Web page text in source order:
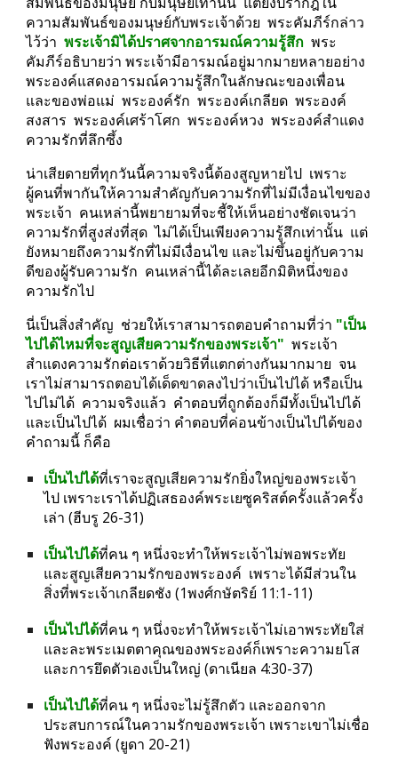
ความสัมพันธ์ของมนุษย์กับพระเจ้าด้วย  พระคัมภีร์กล่าว
ไว้ว่า พระเจ้ามิได้ปราศจากอารมณ์ความรู้สึก พระ
คัมภีร์อธิบายว่า พระเจ้ามีอารมณ์อยู่มากมายหลายอย่าง
พระองค์แสดงอารมณ์ความรู้สึกในลักษณะของเพื่อน
และของพ่อแม่  พระองค์รัก  พระองค์เกลียด  พระองค์
สงสาร  พระองค์เศร้าโศก  พระองค์หวง  พระองค์สำแดง
ความรักที่ลึกซึ้ง
น่าเสียดายที่ทุกวันนี้ความจริงนี้ต้องสูญหายไป  เพราะ
ผู้คนที่พากันให้ความสำคัญกับความรักที่ไม่มีเงื่อนไขของ
พระเจ้า  คนเหล่านี้พยายามที่จะชี้ให้เห็นอย่างชัดเจนว่า
ความรักที่สูงส่งที่สุด  ไม่ได้เป็นเพียงความรู้สึกเท่านั้น  แต่
ยังหมายถึงความรักที่ไม่มีเงื่อนไข และไม่ขึ้นอยู่กับความ
ดีของผู้รับความรัก  คนเหล่านี้ได้ละเลยอีกมิติหนึ่งของ
ความรักไป
นี่เป็นสิ่งสำคัญ  ช่วยให้เราสามารถตอบคำถามที่ว่า "เป็น
ไปได้ไหมที่จะสูญเสียความรักของพระเจ้า" พระเจ้า
สำแดงความรักต่อเราด้วยวิธีที่แตกต่างกันมากมาย  จน
เราไม่สามารถตอบได้เด็ดขาดลงไปว่าเป็นไปได้ หรือเป็น
ไปไม่ได้  ความจริงแล้ว  คำตอบที่ถูกต้องก็มีทั้งเป็นไปได้
และเป็นไปได้  ผมเชื่อว่า คำตอบที่ค่อนข้างเป็นไปได้ของ
คำถามนี้ ก็คือ
เป็นไปได้ที่เราจะสูญเสียความรักยิ่งใหญ่ของพระเจ้า
ไป เพราะเราได้ปฏิเสธองค์พระเยซูคริสต์ครั้งแล้วครั้ง
เล่า (ฮีบรู 26-31)
เป็นไปได้ที่คน ๆ หนึ่งจะทำให้พระเจ้าไม่พอพระทัย
และสูญเสียความรักของพระองค์  เพราะได้มีส่วนใน
สิ่งที่พระเจ้าเกลียดชัง (1พงศ์กษัตริย์ 11:1-11)
เป็นไปได้ที่คน ๆ หนึ่งจะทำให้พระเจ้าไม่เอาพระทัยใส่
และละพระเมตตาคุณของพระองค์ก็เพราะความยโส
และการยึดตัวเองเป็นใหญ่ (ดาเนียล 4:30-37)
เป็นไปได้ที่คน ๆ หนึ่งจะไม่รู้สึกตัว และออกจาก
ประสบการณ์ในความรักของพระเจ้า เพราะเขาไม่เชื่อ
ฟังพระองค์ (ยูดา 20-21)